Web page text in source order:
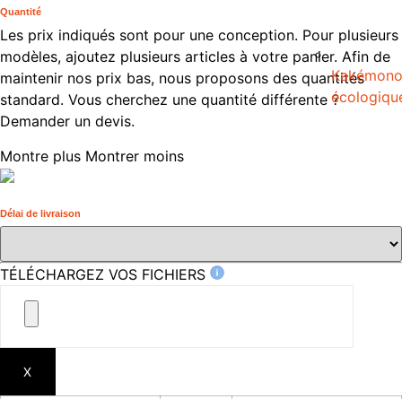
Kakémono
Quantité
Les prix indiqués sont pour une conception. Pour plusieurs
modèles, ajoutez plusieurs articles à votre panier. Afin de
maintenir nos prix bas, nous proposons des quantités
standard. Vous cherchez une quantité différente ?
Demander un devis.
Montre plus Montrer moins
Délai de livraison
TÉLÉCHARGEZ VOS FICHIERS
X